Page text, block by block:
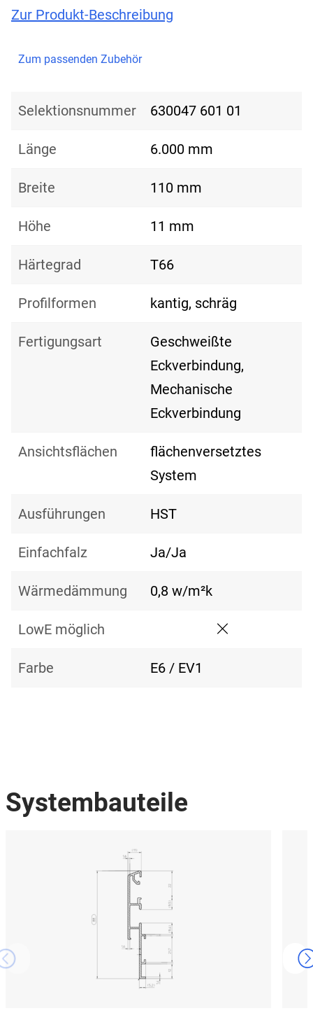
Zur Produkt-Beschreibung
Zum passenden Zubehör
Selektionsnummer 630047 601 01
Länge 6.000 mm
Breite 110 mm
Höhe 11 mm
Härtegrad T66
Profilformen kantig, schräg
Fertigungsart
Geschweißte
Eckverbindung,
Mechanische
Eckverbindung
Ansichtsflächen
flächenversetztes
System
Ausführungen HST
Einfachfalz Ja/Ja
Wärmedämmung 0,8 w/m²k
LowE möglich
Farbe E6 / EV1
Systembauteile